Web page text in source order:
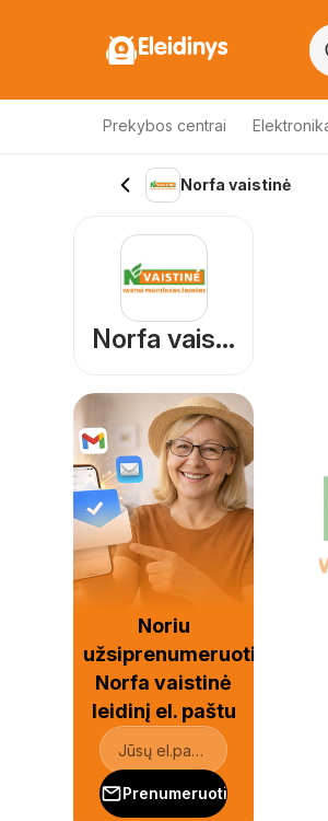
Eleidinys
Prekybos centrai
Norfa vaistinė
Norfa vaistinė
Noriu
užsiprenumeruoti
Norfa vaistinė
leidinį el. paštu
Prenumeruoti